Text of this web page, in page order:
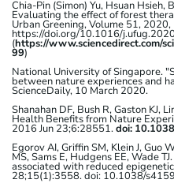
Chia-Pin (Simon) Yu, Hsuan
Evaluating the effect of forest
Urban Greening, Volume 51,
https://doi.org/10.1016/
(https://www.sciencedirect.com/
99)
National University of Singapore.
between nature experiences and
ScienceDaily, 10 March 2020.
Shanahan DF, Bush R, Gaston KJ,
Health Benefits from Nature
2016 Jun 23;6:28551.doi:
Egorov AI, Griffin SM, Klein J, Guo
MS, Sams E, Hudgens EE, Wade
associated with reduced
28;15(1):3558. doi: 10.1038/